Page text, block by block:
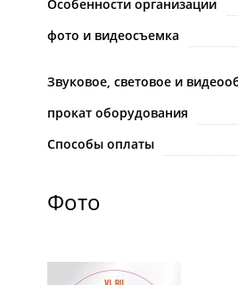
Особенности организации
фото и видеосъемка
Звуковое, световое и
прокат оборудования
Способы оплаты
Фото